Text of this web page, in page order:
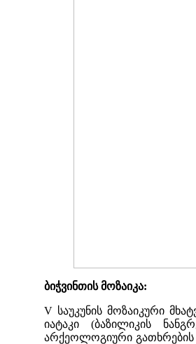
ბიჭვინთის მოზაიკა:
V საუკუნის მოზაიკური
იატაკი (ბაზილიკის
არქეოლოგიური